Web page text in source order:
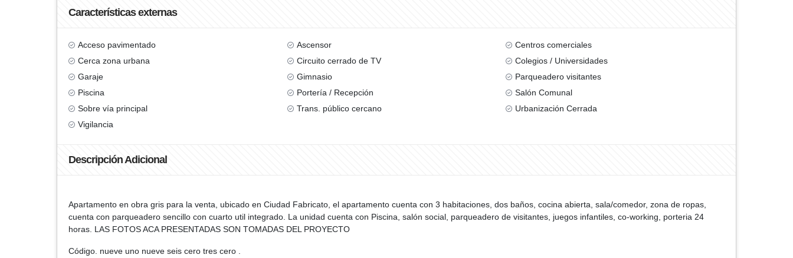
Características externas
Acceso pavimentado Ascensor
Centros comerciales
Cerca zona urbana
Circuito cerrado de TV
Colegios / Universidades
Garaje
Gimnasio
Parqueadero visitantes
Piscina
Portería / Recepción
Salón Comunal
Sobre vía principal
Trans. público cercano
Urbanización Cerrada
Vigilancia
Descripción Adicional
Apartamento en obra gris para la venta, ubicado en Ciudad Fabricato, el apartamento cuenta con 3 habitaciones, dos baños, cocina abierta, sala/comedor, zona de ropas,
cuenta con parqueadero sencillo con cuarto util integrado. La unidad cuenta con Piscina, salón social, parqueadero de visitantes, juegos infantiles, co-working, porteria 24
horas. LAS FOTOS ACA PRESENTADAS SON TOMADAS DEL PROYECTO
Código. nueve uno nueve seis cero tres cero .